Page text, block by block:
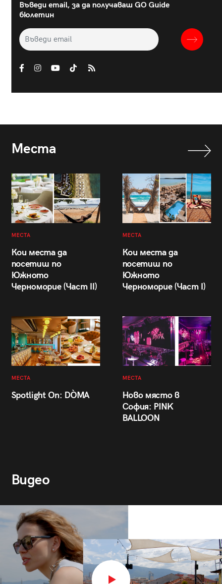
Въведи email, за да получаваш GO Guide
бюлетин
Места
МЕСТА
Кои места да
посетиш по
Южното
Черноморие (Част II)
МЕСТА
Кои места да
посетиш по
Южното
Черноморие (Част I)
МЕСТА
Spotlight On: DÒMA
МЕСТА
Ново място в
София: PINK
BALLOON
Видео